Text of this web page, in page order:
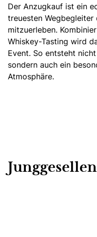
Der Anzugkauf ist ein
treuesten Wegbegleiter
mitzuerleben.
Whiskey-Tasting wird
Event. So entsteht
sondern auch ein
Atmosphäre.